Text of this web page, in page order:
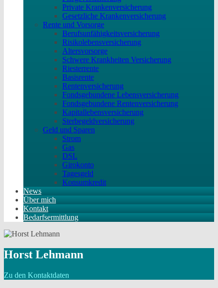
Private Krankenversicherung
Gesetzliche Krankenversicherung
Rente und Vorsorge
Berufs­unfähigkeitsversicherung
Risikolebensversicherung
Altersvorsorge
Schwere Krankheiten Versicherung
Riesterrente
Basisrente
Rentenversicherung
Fondsgebundene Lebensversicherung
Fondsgebundene Rentenversicherung
Kapitallebensversicherung
Sterbegeldversicherung
Geld und Sparen
Strom
Gas
DSL
Girokonto
Tagesgeld
Konsumkredit
News
Über mich
Kontakt
Bedarfsermittlung
Horst Lehmann
Zu den Kontaktdaten